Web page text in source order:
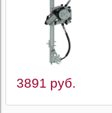
3891 руб.